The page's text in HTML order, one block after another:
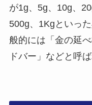
が1g、5g、10g、
500g、1Kgといっ
般的には「金の延
ドバー」などと呼